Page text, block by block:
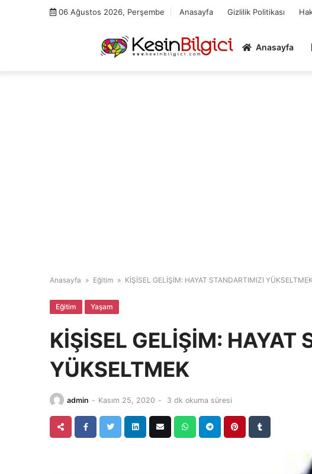
06 Ağustos 2026, Perşembe Anasayfa Gizlilik Politikası
Anasayfa
Anasayfa » Eğitim » KİŞİSEL GELİŞİM: HAYAT STANDARTIMIZI YÜKSELTMEK
Eğitim Yaşam
KİŞİSEL GELİŞİM: HAYAT
YÜKSELTMEK
admin - Kasım 25, 2020 - 3 dk okuma süresi